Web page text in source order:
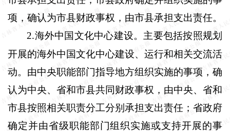
项，确认为市县财政事权，由市县承担支出责任。
2.海外中国文化中心建设。主要包括按照规划
开展的海外中国文化中心建设、运行和相关交流活
动。由中央职能部门指导地方组织实施的事项，确
认为中央、省和市县共同财政事权，由中央、省和
市县按照相关职责分工分别承担支出责任；省政府
确定并由省级职能部门组织实施或支持开展的事